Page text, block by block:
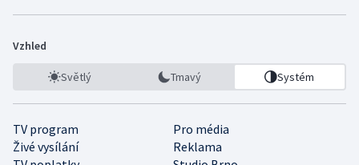
Vzhled
Světlý Tmavý Systém
TV program
Pro média
Živé vysílání
Reklama